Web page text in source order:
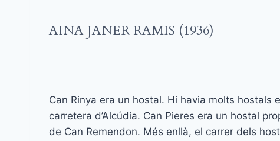
AINA JANER RAMIS (1936)
Can Rinya era un hostal. Hi havia molts hostals
carretera d’Alcúdia. Can Pieres era un hostal
de Can Remendon. Més enllà, el carrer dels